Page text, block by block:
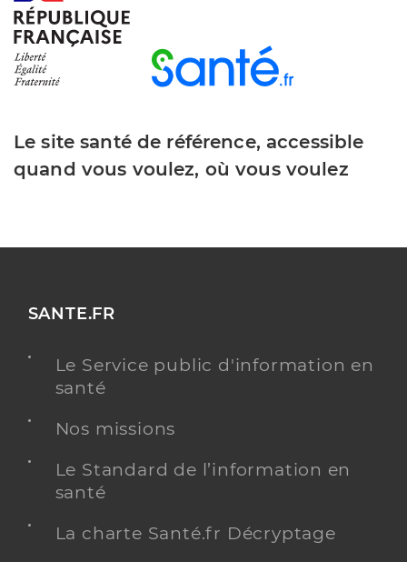
Le site santé de référence, accessible
quand vous voulez, où vous voulez
SANTE.FR
Le Service public d'information en
santé
Nos missions
Le Standard de l’information en
santé
La charte Santé.fr Décryptage